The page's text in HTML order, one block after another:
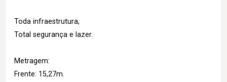
Toda infraestrutura,
Total segurança e lazer.
Metragem:
Frente: 15,27m.